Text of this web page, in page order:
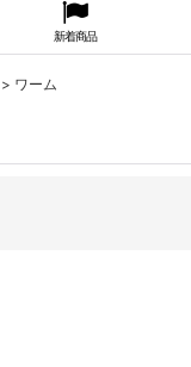
新着商品
> ワーム